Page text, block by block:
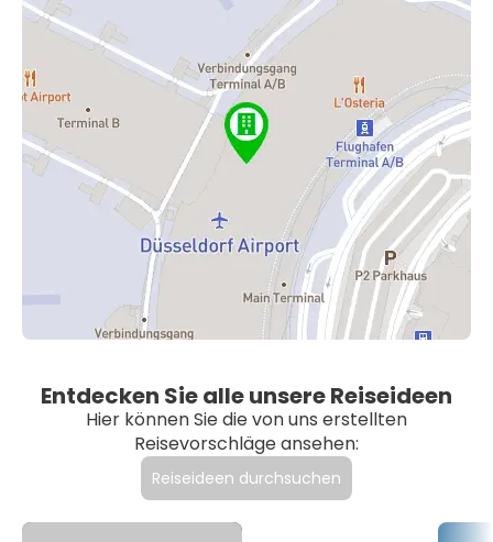
Entdecken Sie alle unsere Reiseideen
Hier können Sie die von uns erstellten
Reisevorschläge ansehen:
Reiseideen durchsuchen